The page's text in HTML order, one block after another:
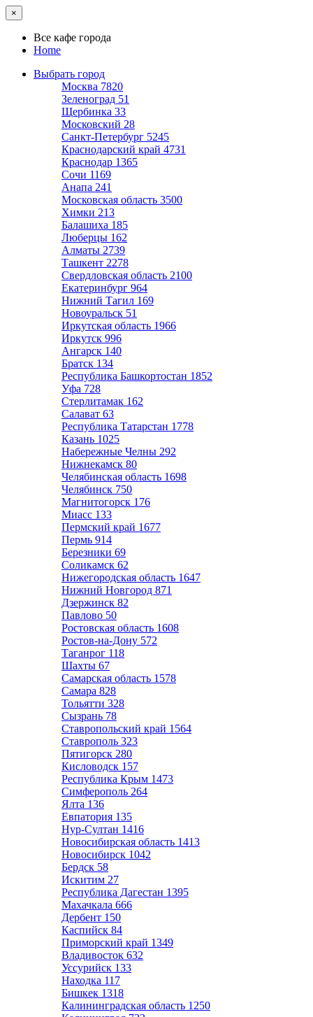
×
Все кафе города
Home
Выбрать город
Москва 7820
Зеленоград 51
Щербинка 33
Московский 28
Санкт-Петербург 5245
Краснодарский край 4731
Краснодар 1365
Сочи 1169
Анапа 241
Московская область 3500
Химки 213
Балашиха 185
Люберцы 162
Алматы 2739
Ташкент 2278
Свердловская область 2100
Екатеринбург 964
Нижний Тагил 169
Новоуральск 51
Иркутская область 1966
Иркутск 996
Ангарск 140
Братск 134
Республика Башкортостан 1852
Уфа 728
Стерлитамак 162
Салават 63
Республика Татарстан 1778
Казань 1025
Набережные Челны 292
Нижнекамск 80
Челябинская область 1698
Челябинск 750
Магнитогорск 176
Миасс 133
Пермский край 1677
Пермь 914
Березники 69
Соликамск 62
Нижегородская область 1647
Нижний Новгород 871
Дзержинск 82
Павлово 50
Ростовская область 1608
Ростов-на-Дону 572
Таганрог 118
Шахты 67
Самарская область 1578
Самара 828
Тольятти 328
Сызрань 78
Ставропольский край 1564
Ставрополь 323
Пятигорск 280
Кисловодск 157
Республика Крым 1473
Симферополь 264
Ялта 136
Евпатория 135
Нур-Султан 1416
Новосибирская область 1413
Новосибирск 1042
Бердск 58
Искитим 27
Республика Дагестан 1395
Махачкала 666
Дербент 150
Каспийск 84
Приморский край 1349
Владивосток 632
Уссурийск 133
Находка 117
Бишкек 1318
Калининградская область 1250